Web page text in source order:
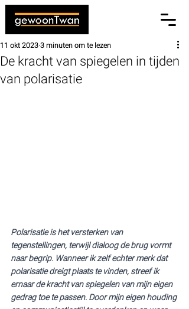
De kracht van spiegelen in tijden
van polarisatie
11 okt 2023 3 minuten om te lezen
Polarisatie is het versterken van
tegenstellingen, terwijl dialoog de brug vormt
naar begrip. Wanneer ik zelf echter merk dat
polarisatie dreigt plaats te vinden, streef ik
ernaar de kracht van spiegelen van mijn eigen
gedrag toe te passen. Door mijn eigen houding